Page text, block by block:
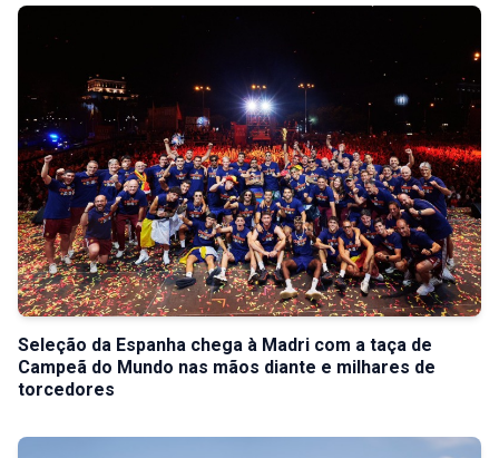
Seleção da Espanha chega à Madri com a taça de
Campeã do Mundo nas mãos diante e milhares de
torcedores